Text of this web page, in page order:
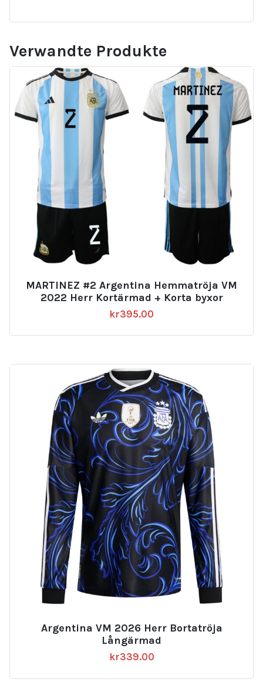
Verwandte Produkte
MARTINEZ #2 Argentina Hemmatröja VM
2022 Herr Kortärmad + Korta byxor
kr395.00
Argentina VM 2026 Herr Bortatröja
Långärmad
kr339.00